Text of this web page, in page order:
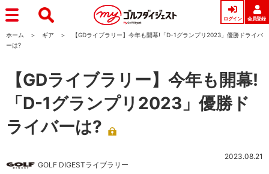
ログイン 会員登録
ホーム ギア
【GDライブラリー】今年も開幕!「D-1グランプリ2023」優勝ドライバ
ーは?
【GDライブラリー】今年も開幕!
「D-1グランプリ2023」優勝ド
ライバーは?
GOLF DIGESTライブラリー
2023.08.21